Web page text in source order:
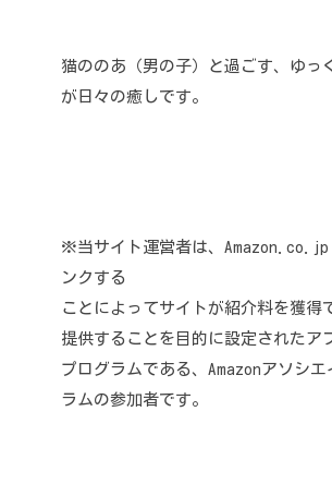
猫ののあ（男の子）と過ごす、ゆっ
が日々の癒しです。
※当サイト運営者は、Amazon.co.jp
ンクする
ことによってサイトが紹介料を獲得
提供することを目的に設定されたア
プログラムである、Amazonアソシ
ラムの参加者です。